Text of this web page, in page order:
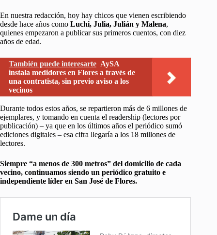
En nuestra redacción, hoy hay chicos que vienen escribiendo
desde hace años como Luchi, Julia, Julián y Malena,
quienes empezaron a publicar sus primeros cuentos, con diez
años de edad.
También puede interesarte AySA
instala medidores en Flores a través de
una contratista, sin previo aviso a los
vecinos
Durante todos estos años, se repartieron más de 6 millones de
ejemplares, y tomando en cuenta el readership (lectores por
publicación) – ya que en los últimos años el periódico sumó
ediciones digitales – esa cifra llegaría a los 18 millones de
lectores.
Siempre “a menos de 300 metros” del domicilio de cada
vecino, continuamos siendo un periódico gratuito e
independiente líder en San José de Flores.